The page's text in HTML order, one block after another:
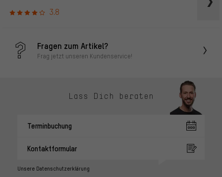
3.8
Fragen zum Artikel?
Frag jetzt unseren Kundenservice!
Lass Dich beraten
Terminbuchung
Kontaktformular
Unsere Datenschutzerklärung